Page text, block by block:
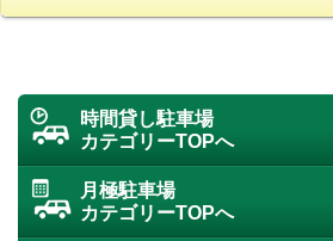
時間貸し駐車場
カテゴリーTOPへ
月極駐車場
カテゴリーTOPへ